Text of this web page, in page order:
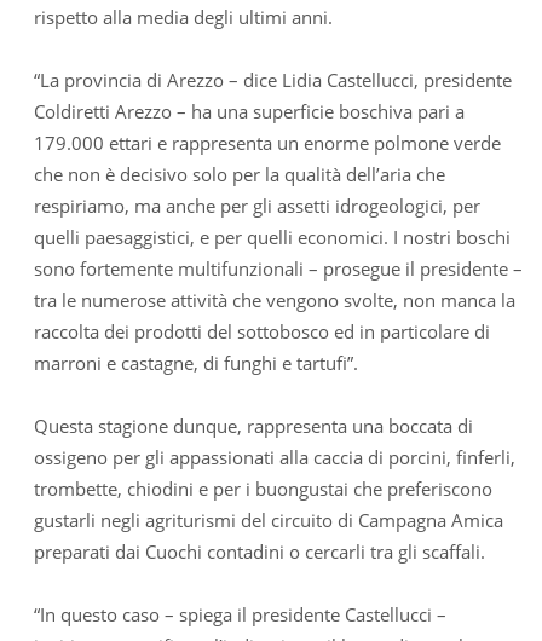
rispetto alla media degli ultimi anni.
“La provincia di Arezzo – dice Lidia Castellucci, presidente
Coldiretti Arezzo – ha una superficie boschiva pari a
179.000 ettari e rappresenta un enorme polmone verde
che non è decisivo solo per la qualità dell’aria che
respiriamo, ma anche per gli assetti idrogeologici, per
quelli paesaggistici, e per quelli economici. I nostri boschi
sono fortemente multifunzionali – prosegue il presidente –
tra le numerose attività che vengono svolte, non manca la
raccolta dei prodotti del sottobosco ed in particolare di
marroni e castagne, di funghi e tartufi”.
Questa stagione dunque, rappresenta una boccata di
ossigeno per gli appassionati alla caccia di porcini, finferli,
trombette, chiodini e per i buongustai che preferiscono
gustarli negli agriturismi del circuito di Campagna Amica
preparati dai Cuochi contadini o cercarli tra gli scaffali.
“In questo caso – spiega il presidente Castellucci –